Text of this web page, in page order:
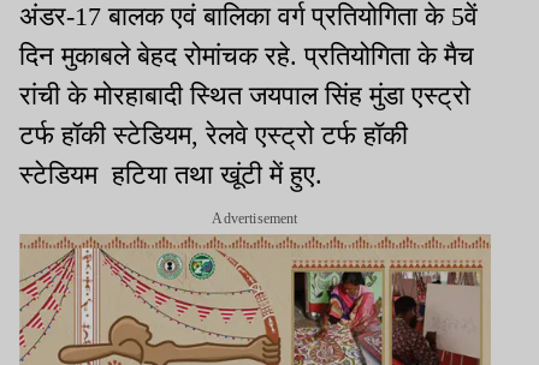
अंडर-17 बालक एवं बालिका वर्ग प्रतियोगिता के 5वें
दिन मुकाबले बेहद रोमांचक रहे. प्रतियोगिता के मैच
रांची के मोरहाबादी स्थित जयपाल सिंह मुंडा एस्ट्रो
टर्फ हॉकी स्टेडियम, रेलवे एस्ट्रो टर्फ हॉकी
स्टेडियम हटिया तथा खूंटी में हुए.
Advertisement